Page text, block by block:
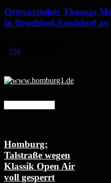
Ortsvorsteher Thomas
in Bruchhof-Sanddorf an
234
Homburg:
Talstraße wegen
Klassik Open Air
voll gesperrt